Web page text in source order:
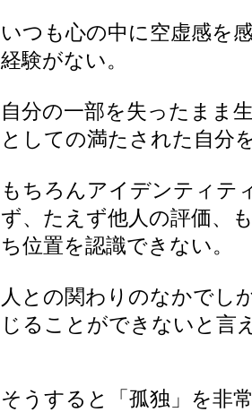
いつも心の中に空虚感を
経験がない。
自分の一部を失ったまま
としての満たされた自分
もちろんアイデンティテ
ず、たえず他人の評価、
ち位置を認識できない。
人との関わりのなかでし
じることができないと言
そうすると「孤独」を非